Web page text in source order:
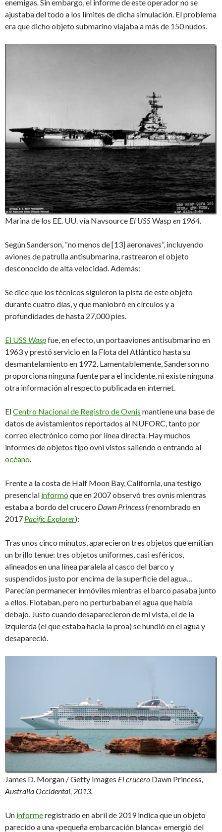
enemigas. Sin embargo, el informe de este operador no se
ajustaba del todo a los límites de dicha simulación. El problema
era que dicho objeto submarino viajaba a más de 150 nudos.
Marina de los EE. UU. vía Navsource El USSWasp en 1964.
Según Sanderson, “no menos de [13] aeronaves”, incluyendo
aviones de patrulla antisubmarina, rastrearon el objeto
desconocido de alta velocidad. Además:
Se dice que los técnicos siguieron la pista de este objeto
durante cuatro días, y que maniobró en círculos y a
profundidades de hasta 27,000 pies.
El USS Waspfue, en efecto, un portaaviones antisubmarino en
1963 y prestó servicio en la Flota del Atlántico hasta su
desmantelamiento en 1972. Lamentablemente, Sanderson no
proporciona ninguna fuente para el incidente, ni existe ninguna
otra información al respecto publicada en internet.
ElCentro Nacional de Registro de Ovnis mantiene una base de
datos de avistamientos reportados al NUFORC, tanto por
correo electrónico como por línea directa. Hay muchos
informes de objetos tipo ovni vistos saliendo o entrando al
océano.
Frente a la costa de Half Moon Bay, California, una testigo
presencial informóque en 2007 observó tres ovnis mientras
estaba a bordo del crucero Dawn Princess(renombrado en
2017 Pacific Explorer):
Tras unos cinco minutos, aparecieron tres objetos que emitían
un brillo tenue: tres objetos uniformes, casi esféricos,
alineados en una línea paralela al casco del barco y
suspendidos justo por encima de la superficie del agua…
Parecían permanecer inmóviles mientras el barco pasaba junto
a ellos. Flotaban, pero no perturbaban el agua que había
debajo. Justo cuando desaparecieron de mi vista, el de la
izquierda (el que estaba hacia la proa) se hundió en el agua y
desapareció.
James D. Morgan / Getty Images El crucero Dawn Princess
Australia Occidental, 2013.
Un informeregistrado en abril de 2019 indica que un objeto
parecido a una «pequeña embarcación blanca» emergió del